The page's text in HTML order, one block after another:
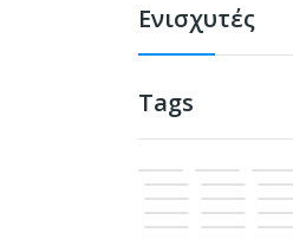
Ενισχυτές
Tags